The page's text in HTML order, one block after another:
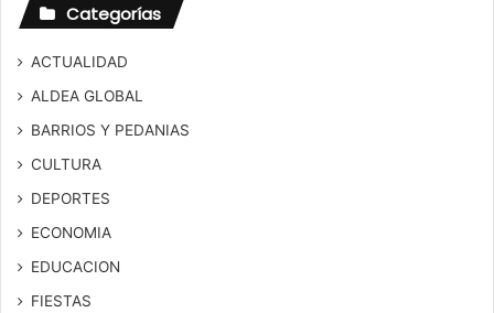
Categorías
ACTUALIDAD
ALDEA GLOBAL
BARRIOS Y PEDANIAS
CULTURA
DEPORTES
ECONOMIA
EDUCACION
FIESTAS